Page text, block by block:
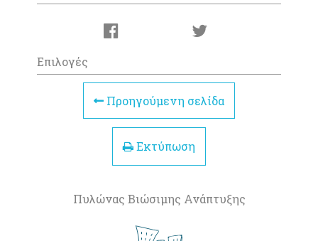
Επιλογές
Προηγούμενη σελίδα
Εκτύπωση
Πυλώνας Βιώσιμης Ανάπτυξης